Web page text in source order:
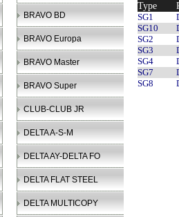
BRAVO BD
BRAVO Europa
BRAVO Master
BRAVO Super
CLUB-CLUB JR
DELTA A-S-M
DELTA AY-DELTA FO
DELTA FLAT STEEL
DELTA MULTICOPY
Type
SG1
SG10
SG2
SG3
SG4
SG7
SG8